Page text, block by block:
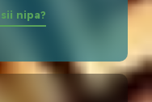
nipa?